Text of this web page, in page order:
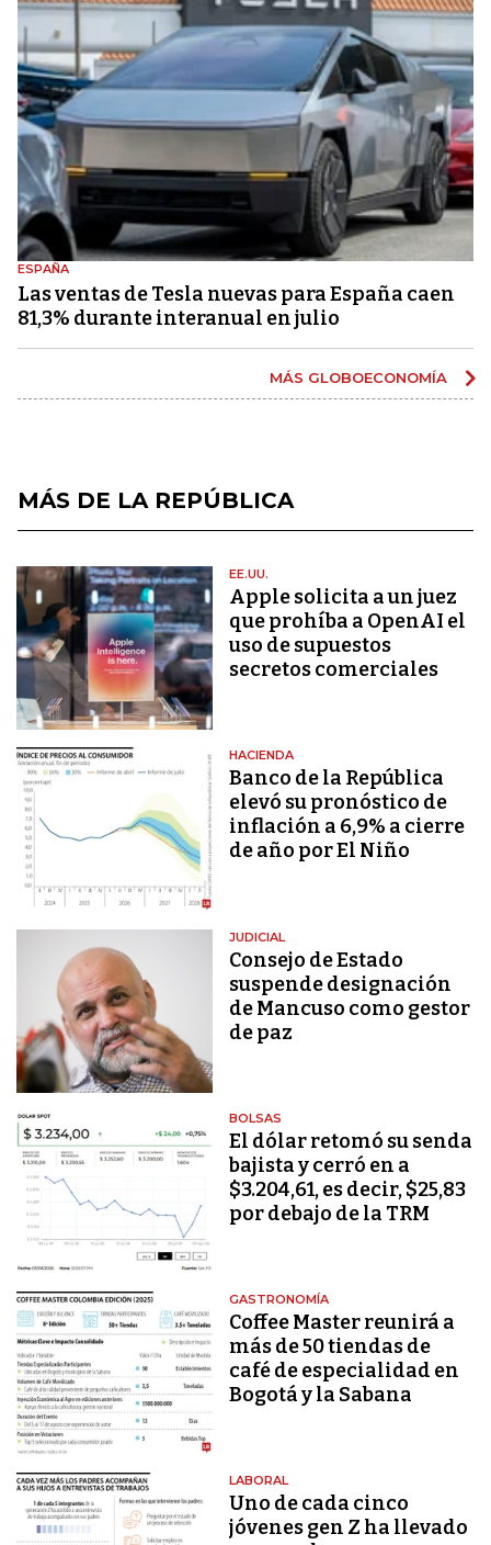
ESPAÑA
Las ventas de Tesla nuevas para España caen
81,3% durante interanual en julio
MÁS GLOBOECONOMÍA
MÁS DE LA REPÚBLICA
EE.UU.
Apple solicita a un juez
que prohíba a OpenAI el
uso de supuestos
secretos comerciales
HACIENDA
Banco de la República
elevó su pronóstico de
inflación a 6,9% a cierre
de año por El Niño
JUDICIAL
Consejo de Estado
suspende designación
de Mancuso como gestor
de paz
BOLSAS
El dólar retomó su senda
bajista y cerró en a
$3.204,61, es decir, $25,83
por debajo de la TRM
GASTRONOMÍA
Coffee Master reunirá a
más de 50 tiendas de
café de especialidad en
Bogotá y la Sabana
LABORAL
Uno de cada cinco
jóvenes gen Z ha llevado